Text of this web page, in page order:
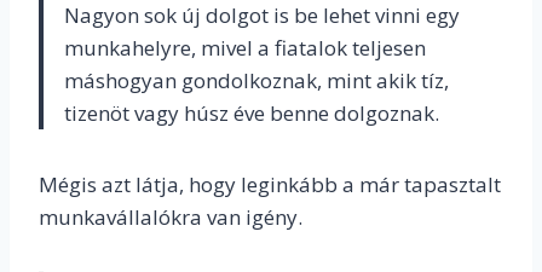
Nagyon sok új dolgot is be lehet vinni egy
munkahelyre, mivel a fiatalok teljesen
máshogyan gondolkoznak, mint akik tíz,
tizenöt vagy húsz éve benne dolgoznak.
Mégis azt látja, hogy leginkább a már tapasztalt
munkavállalókra van igény.